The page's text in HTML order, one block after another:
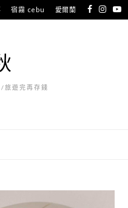
宿霧 cebu 愛爾蘭
旅遊完再存錢